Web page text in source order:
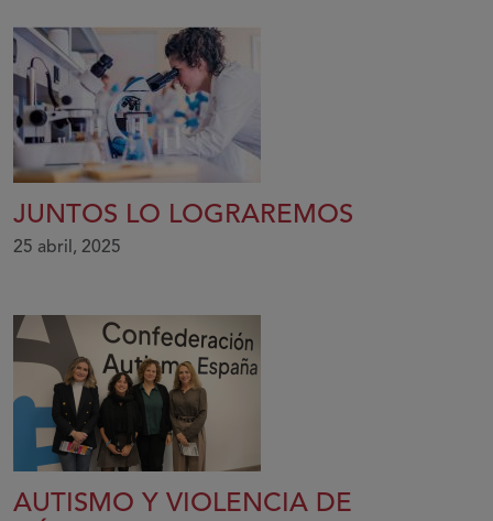
JUNTOS LO LOGRAREMOS
25 abril, 2025
AUTISMO Y VIOLENCIA DE